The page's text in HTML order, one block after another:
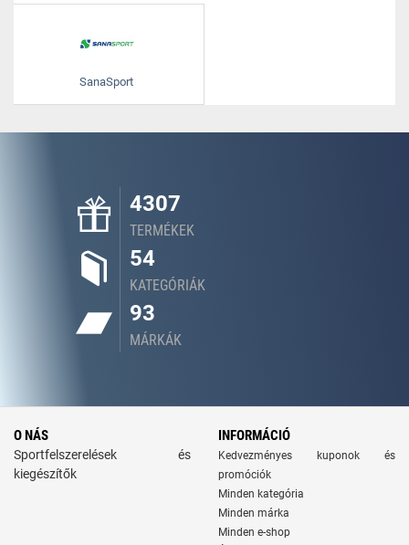
SanaSport
4307
TERMÉKEK
54
KATEGÓRIÁK
93
MÁRKÁK
O NÁS
Sportfelszerelések és
kiegészítők
INFORMÁCIÓ
Kedvezményes kuponok és
promóciók
Minden kategória
Minden márka
Minden e-shop